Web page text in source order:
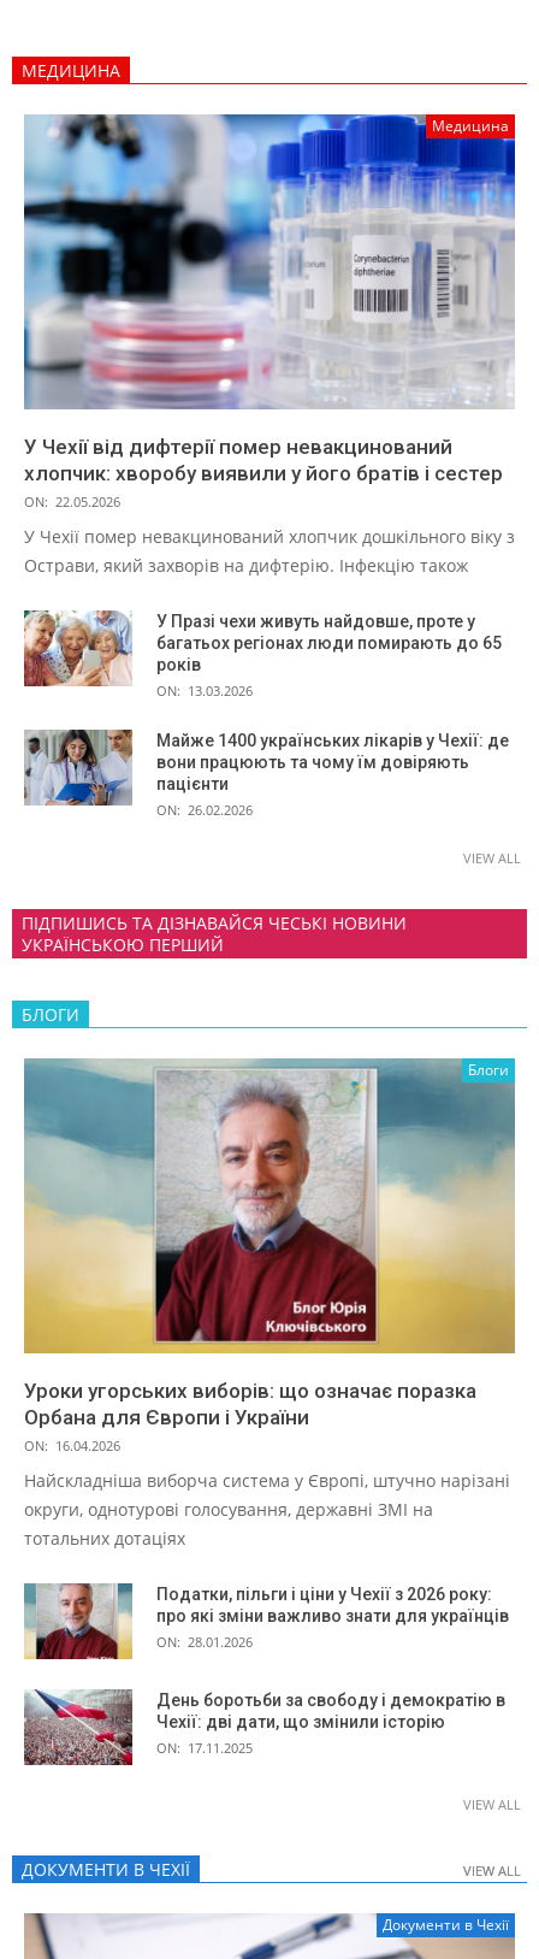
МЕДИЦИНА
Медицина
У Чехії від дифтерії помер невакцинований
хлопчик: хворобу виявили у його братів і сестер
ON: 22.05.2026
У Чехії помер невакцинований хлопчик дошкільного віку з
Острави, який захворів на дифтерію. Інфекцію також
У Празі чехи живуть найдовше, проте у
багатьох регіонах люди помирають до 65
років
ON: 13.03.2026
Майже 1400 українських лікарів у Чехії: де
вони працюють та чому їм довіряють
пацієнти
ON: 26.02.2026
VIEW ALL
ПІДПИШИСЬ ТА ДІЗНАВАЙСЯ ЧЕСЬКІ НОВИНИ
УКРАЇНСЬКОЮ ПЕРШИЙ
БЛОГИ
Блоги
Уроки угорських виборів: що означає поразка
Орбана для Європи і України
ON: 16.04.2026
Найскладніша виборча система у Європі, штучно нарізані
округи, однотурові голосування, державні ЗМІ на
тотальних дотаціях
Податки, пільги і ціни у Чехії з 2026 року:
про які зміни важливо знати для українців
ON: 28.01.2026
День боротьби за свободу і демократію в
Чехії: дві дати, що змінили історію
ON: 17.11.2025
VIEW ALL
ДОКУМЕНТИ В ЧЕХІЇ VIEW ALL
Документи в Чехії
VIEW ALL